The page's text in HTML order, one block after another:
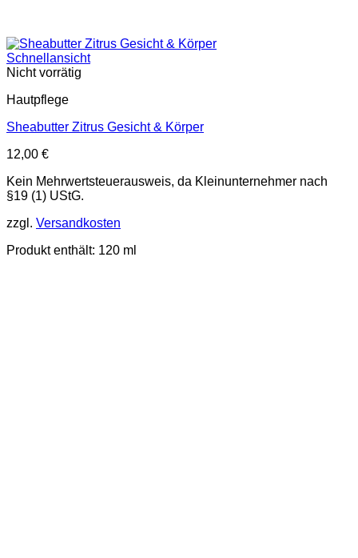
Schnellansicht
Nicht vorrätig
Hautpflege
Sheabutter Zitrus Gesicht & Körper
12,00 €
Kein Mehrwertsteuerausweis, da Kleinunternehmer nach
§19 (1) UStG.
zzgl. Versandkosten
Produkt enthält: 120 ml